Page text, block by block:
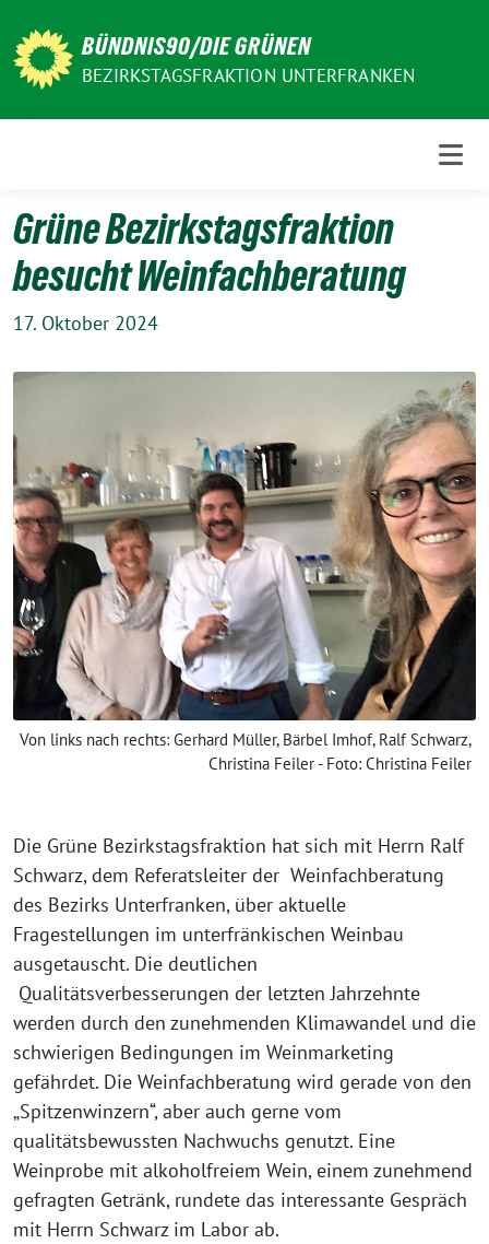
zum
Inhalt
BÜNDNIS90/DIE GRÜNEN
BEZIRKSTAGSFRAKTION UNTERFRANKEN
Grüne Bezirkstagsfraktion
besucht Weinfachberatung
17. Oktober 2024
Von links nach rechts: Gerhard Müller, Bärbel Imhof, Ralf Schwarz,
Christina Feiler - Foto: Christina Feiler
Die Grüne Bezirkstagsfraktion hat sich mit Herrn Ralf
Schwarz, dem Referatsleiter der Weinfachberatung
des Bezirks Unterfranken, über aktuelle
Fragestellungen im unterfränkischen Weinbau
ausgetauscht. Die deutlichen
Qualitätsverbesserungen der letzten Jahrzehnte
werden durch den zunehmenden Klimawandel und die
schwierigen Bedingungen im Weinmarketing
gefährdet. Die Weinfachberatung wird gerade von den
„Spitzenwinzern“, aber auch gerne vom
qualitätsbewussten Nachwuchs genutzt. Eine
Weinprobe mit alkoholfreiem Wein, einem zunehmend
gefragten Getränk, rundete das interessante Gespräch
mit Herrn Schwarz im Labor ab.